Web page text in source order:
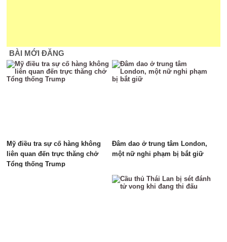
BÀI MỚI ĐĂNG
Mỹ điều tra sự cố hàng không
liên quan đến trực thăng chở
Tổng thống Trump
Đâm dao ở trung tâm London,
một nữ nghi phạm bị bắt giữ